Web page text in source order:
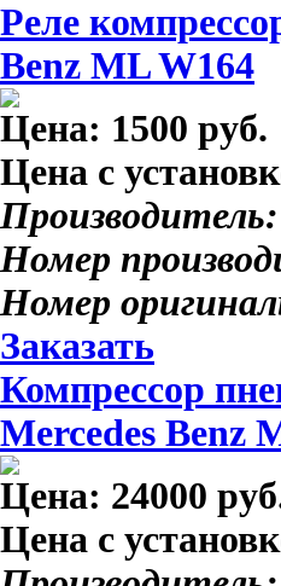
Реле
Benz ML W164
Цена: 1500 руб.
Цена с
Производитель:
Номер
Номер
Заказать
Компрессор
Mercedes Benz
Цена: 24000
Цена с